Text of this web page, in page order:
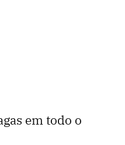
em todo o